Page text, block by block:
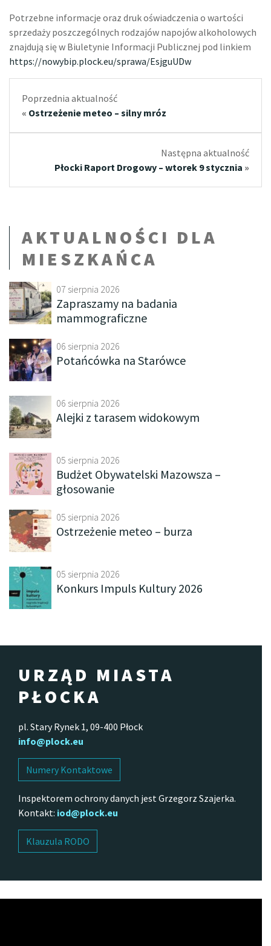
Potrzebne informacje oraz druk oświadczenia o wartości
sprzedaży poszczególnych rodzajów napojów alkoholowych
znajdują się w Biuletynie Informacji Publicznej pod linkiem
https://nowybip.plock.eu/sprawa/EsjguUDw
Poprzednia aktualność
« Ostrzeżenie meteo – silny mróz
Następna aktualność
Płocki Raport Drogowy – wtorek 9 stycznia »
AKTUALNOŚCI DLA
MIESZKAŃCA
07 sierpnia 2026
Zapraszamy na badania
mammograficzne
06 sierpnia 2026
Potańcówka na Starówce
06 sierpnia 2026
Alejki z tarasem widokowym
05 sierpnia 2026
Budżet Obywatelski Mazowsza –
głosowanie
05 sierpnia 2026
Ostrzeżenie meteo – burza
05 sierpnia 2026
Konkurs Impuls Kultury 2026
URZĄD MIASTA
PŁOCKA
pl. Stary Rynek 1, 09-400 Płock
info@plock.eu
Numery Kontaktowe
Inspektorem ochrony danych jest Grzegorz Szajerka.
Kontakt: iod@plock.eu
Klauzula RODO